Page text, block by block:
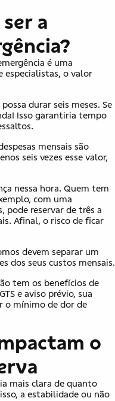
a
é uma
especialistas, o valor
durar seis meses. Se
Isso garantiria tempo
mensais são
seis vezes esse valor,
nessa hora. Quem tem
com uma
pode reservar de três a
Afinal, o risco de ficar
devem separar um
dos seus custos mensais.
tem os benefícios de
e aviso prévio, sua
o mínimo de dor de
o
mais clara de quanto
a estabilidade ou não